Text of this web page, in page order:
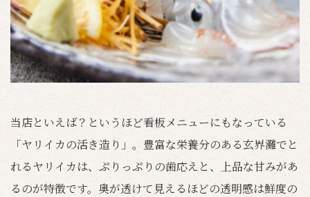
当店といえば？というほど看板メニューにもなっている
「ヤリイカの活き造り」。豊富な栄養分のある玄界灘でと
れるヤリイカは、ぷりっぷりの歯応えと、上品な甘みがあ
るのが特徴です。奥が透けて見えるほどの透明感は鮮度の